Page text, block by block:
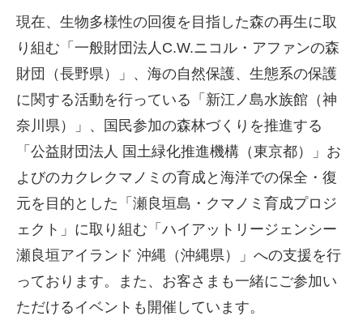
現在、生物多様性の回復を目指した森の再生に取
り組む「一般財団法人 C.W.ニコル・アファンの森
財団（長野県）」、海の自然保護、生態系の保護
に関する活動を行っている「新江ノ島水族館（神
奈川県）」、国民参加の森林づくりを推進する
「公益財団法人 国土緑化推進機構（東京都）」お
よびのカクレクマノミの育成と海洋での保全・復
元を目的とした「瀬良垣島・クマノミ育成プロジ
ェクト」に取り組む「ハイアットリージェンシー
瀬良垣アイランド 沖縄（沖縄県）」への支援を行
っております。また、お客さまも一緒にご参加い
ただけるイベントも開催しています。